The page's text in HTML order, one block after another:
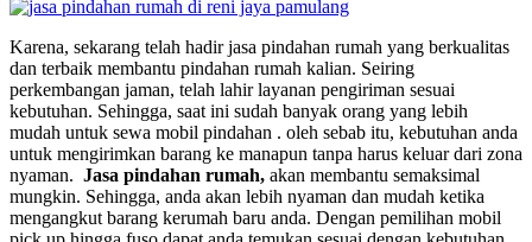
Karena, sekarang telah hadir jasa pindahan rumah yang berkualitas
dan terbaik membantu pindahan rumah kalian. Seiring
perkembangan jaman, telah lahir layanan pengiriman sesuai
kebutuhan. Sehingga, saat ini sudah banyak orang yang lebih
mudah untuk sewa mobil pindahan . oleh sebab itu, kebutuhan anda
untuk mengirimkan barang ke manapun tanpa harus keluar dari zona
nyaman. Jasa pindahan rumah, akan membantu semaksimal
mungkin. Sehingga, anda akan lebih nyaman dan mudah ketika
mengangkut barang kerumah baru anda. Dengan pemilihan mobil